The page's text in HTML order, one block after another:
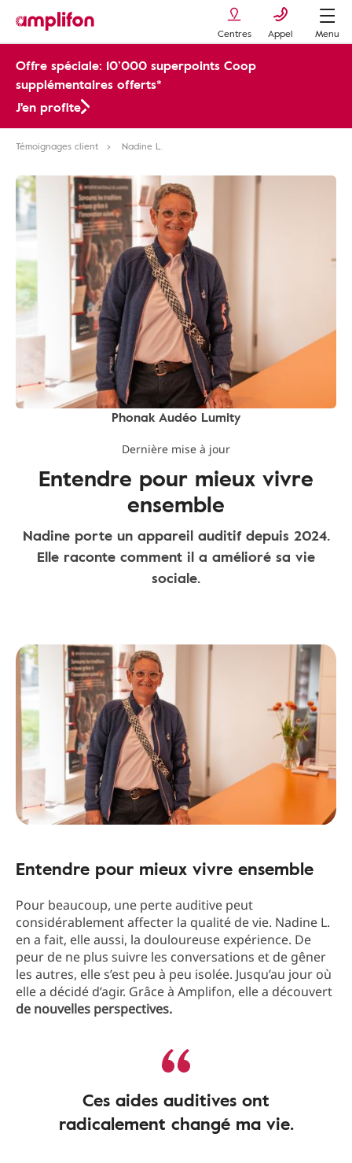
Centres Appel Menu
Offre spéciale: 10’000 superpoints Coop
supplémentaires offerts*
J'en profite
Témoignages client Nadine L.
Phonak Audéo Lumity
Dernière mise à jour
Entendre pour mieux vivre
ensemble
Nadine porte un appareil auditif depuis 2024.
Elle raconte comment il a amélioré sa vie
sociale.
Entendre pour mieux vivre ensemble
Pour beaucoup, une perte auditive peut
considérablement affecter la qualité de vie. Nadine L.
en a fait, elle aussi, la douloureuse expérience. De
peur de ne plus suivre les conversations et de gêner
les autres, elle s’est peu à peu isolée. Jusqu’au jour où
elle a décidé d’agir. Grâce à Amplifon, elle a découvert
de nouvelles perspectives.
Ces aides auditives ont
radicalement changé ma vie.